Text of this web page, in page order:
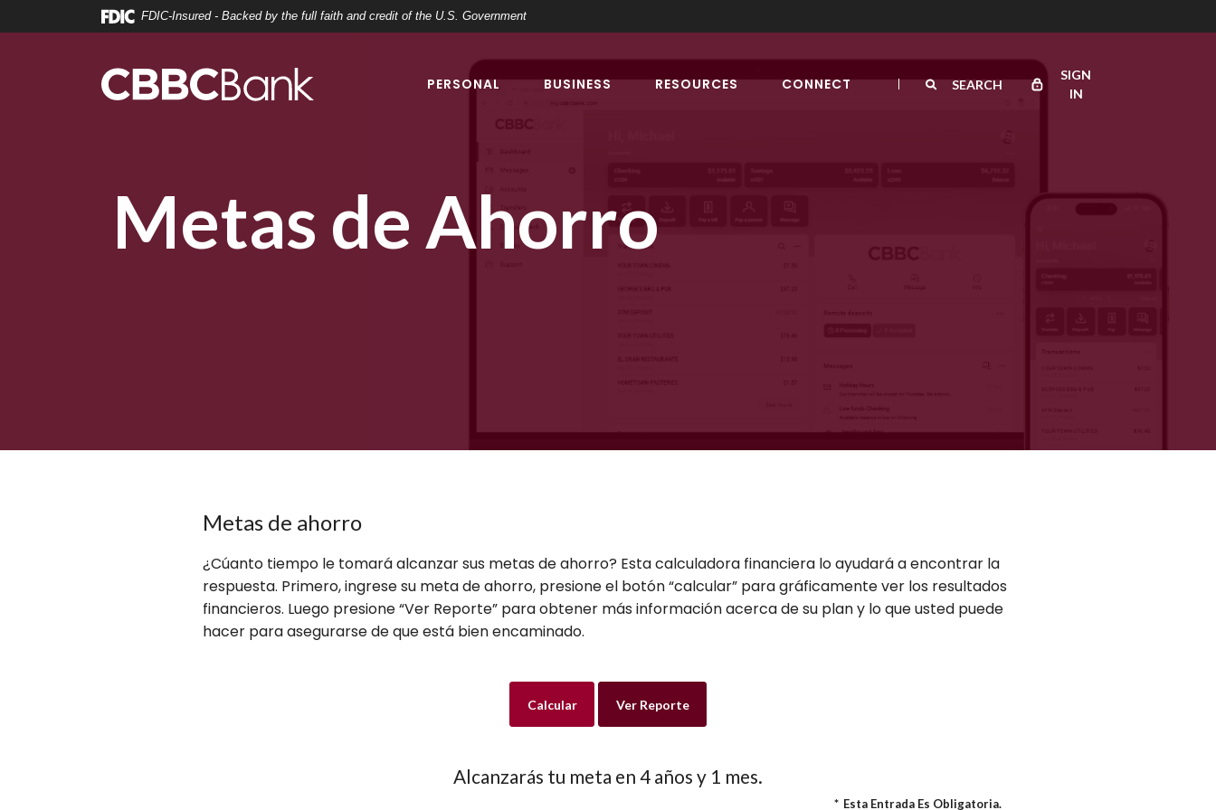
Skip
Acrobat
FDIC-Insured - Backed by the full faith and credit of the U.S. Government
PERSONAL BUSINESS RESOURCES CONNECT SEARCH
SIGN
IN
Metas de Ahorro
Metas de ahorro
¿Cúanto tiempo le tomará alcanzar sus metas de ahorro? Esta calculadora financiera lo ayudará a encontrar la
respuesta. Primero, ingrese su meta de ahorro, presione el botón “calcular” para gráficamente ver los resultados
financieros. Luego presione “Ver Reporte” para obtener más información acerca de su plan y lo que usted puede
hacer para asegurarse de que está bien encaminado.
Alcanzarás tu meta en 4 años y 1 mes.
* Esta Entrada Es Obligatoria.